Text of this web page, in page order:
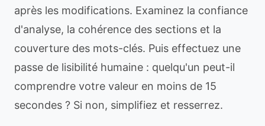
après les modifications. Examinez la confiance
d'analyse, la cohérence des sections et la
couverture des mots-clés. Puis effectuez une
passe de lisibilité humaine : quelqu'un peut-il
comprendre votre valeur en moins de 15
secondes ? Si non, simplifiez et resserrez.